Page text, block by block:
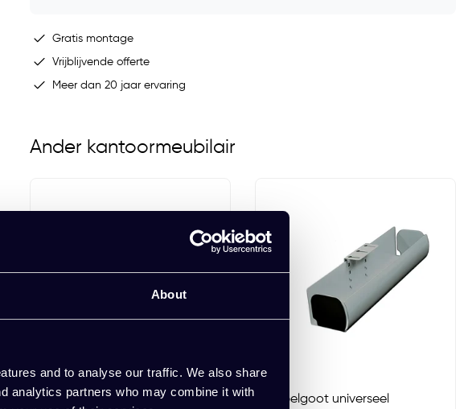
About
and to analyse our traffic. We also share
analytics partners who may combine it with
Gratis montage
Vrijblijvende offerte
Meer dan 20 jaar ervaring
Ander kantoormeubilair
Kabelclips Kabelgoot universeel